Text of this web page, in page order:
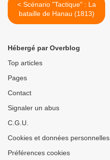
< Scénario "Tactique" : La
bataille de Hanau (1813)
Hébergé par Overblog
Top articles
Pages
Contact
Signaler un abus
C.G.U.
Cookies et données personnelles
Préférences cookies